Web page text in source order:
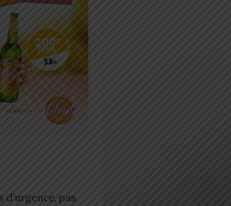
d’urgence, pas